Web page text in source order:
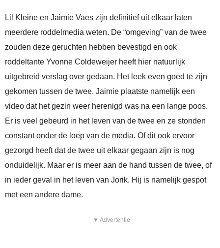
Lil Kleine en Jaimie Vaes zijn definitief uit elkaar laten
meerdere roddelmedia weten. De “omgeving” van de twee
zouden deze geruchten hebben bevestigd en ook
roddeltante Yvonne Coldeweijer heeft hier natuurlijk
uitgebreid verslag over gedaan. Het leek even goed te zijn
gekomen tussen de twee. Jaimie plaatste namelijk een
video dat het gezin weer herenigd was na een lange poos.
Er is veel gebeurd in het leven van de twee en ze stonden
constant onder de loep van de media. Of dit ook ervoor
gezorgd heeft dat de twee uit elkaar gegaan zijn is nog
onduidelijk. Maar er is meer aan de hand tussen de twee, of
in ieder geval in het leven van Jorik. Hij is namelijk gespot
met een andere dame.
▼ Advertentie